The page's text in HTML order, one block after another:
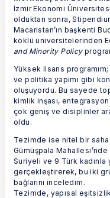
İzmir Ekonomi
olduktan sonra,
Macaristan’ın başkenti
köklü üniversitelerinden
and Minority Policy
Yüksek lisans programım;
ve politika yapımı gibi
oluşuyordu. Bu sayede
kimlik inşası,
çok geniş ve disiplinler
oldu.
Tezimde ise nitel bir saha
Gümüşpala Mahallesi’nde
Suriyeli ve 9 Türk kadınla
gerçekleştirerek, bu iki
bağlarını inceledim.
Tezimde, yapısal